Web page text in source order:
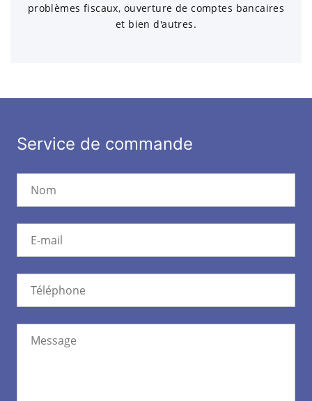
problèmes fiscaux, ouverture de comptes bancaires
et bien d'autres.
Service de commande